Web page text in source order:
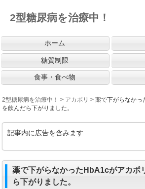
2型糖尿病を治療中！
ホーム
糖質制限
食事・食べ物
2型糖尿病を治療中！ > アカポリ >薬で下がらなかっ
を飲んだら下がりました。
記事内に広告を含みます
薬で下がらなかったHbA1cがアカポ
ら下がりました。